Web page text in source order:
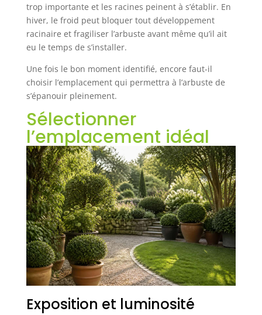
trop importante et les racines peinent à s’établir. En
hiver, le froid peut bloquer tout développement
racinaire et fragiliser l’arbuste avant même qu’il ait
eu le temps de s’installer.
Une fois le bon moment identifié, encore faut-il
choisir l’emplacement qui permettra à l’arbuste de
s’épanouir pleinement.
Sélectionner
l’emplacement idéal
Exposition et luminosité